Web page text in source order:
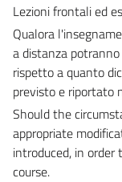
Lezioni frontali ed
Qualora
a distanza
rispetto a quanto
previsto e riportato
Should the
appropriate
introduced, in
course.